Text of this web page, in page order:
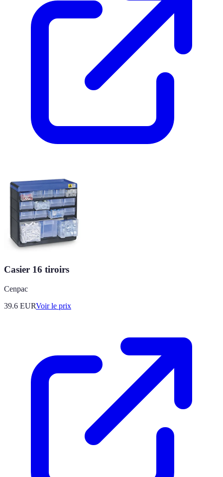
Casier 16 tiroirs
Cenpac
39.6 EURVoir le prix